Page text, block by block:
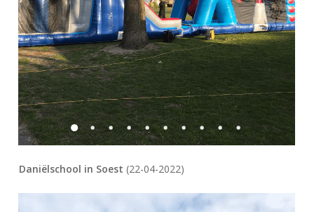
Daniëlschool in Soest (22-04-2022)